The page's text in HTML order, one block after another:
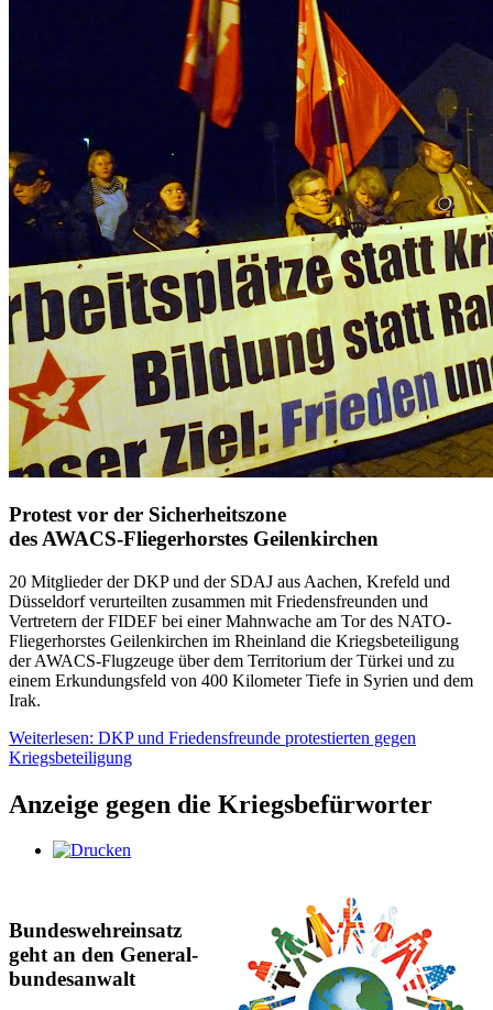
Pro­test vor der Si­cher­heits­zo­ne
des AWACS-Flie­ger­hors­tes Gei­len­kirchen
20 Mitglieder der DKP und der SDAJ aus Aachen, Krefeld und
Düsseldorf verurteilten zusammen mit Friedensfreunden und
Vertretern der FIDEF bei einer Mahnwache am Tor des NATO-
Fliegerhorstes Geilenkirchen im Rheinland die Kriegsbeteiligung
der AWACS-Flugzeuge über dem Territorium der Türkei und zu
einem Erkundungsfeld von 400 Kilometer Tiefe in Syrien und dem
Irak.
Weiterlesen: DKP und Friedensfreunde protestierten gegen
Kriegsbeteiligung
Anzeige gegen die Kriegsbefürworter
Bun­des­wehr­ein­satz
geht an den Ge­ne­ral­
bun­des­an­walt